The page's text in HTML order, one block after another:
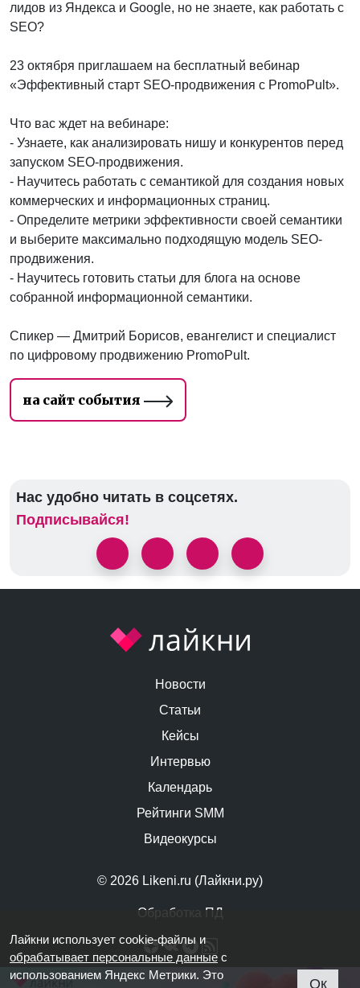
лидов из Яндекса и Google, но не знаете, как работать с
SEO?
23 октября приглашаем на бесплатный вебинар
«Эффективный старт SEO-продвижения с PromoPult».
Что вас ждет на вебинаре:
- Узнаете, как анализировать нишу и конкурентов перед
запуском SEO-продвижения.
- Научитесь работать с семантикой для создания новых
коммерческих и информационных страниц.
- Определите метрики эффективности своей семантики
и выберите максимально подходящую модель SEO-
продвижения.
- Научитесь готовить статьи для блога на основе
собранной информационной семантики.
Спикер — Дмитрий Борисов, евангелист и специалист
по цифровому продвижению PromoPult.
на сайт события
Нас удобно читать в соцсетях.
Подписывайся!
© 2026 Likeni.ru (Лайкни.ру)
Обработка ПД
Новости
Статьи
Кейсы
Интервью
Календарь
Рейтинги SMM
Видеокурсы
Лайкни использует cookie-файлы и
обрабатывает персональные данные с
использованием Яндекс Метрики. Это
Ок